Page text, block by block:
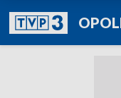
TVP